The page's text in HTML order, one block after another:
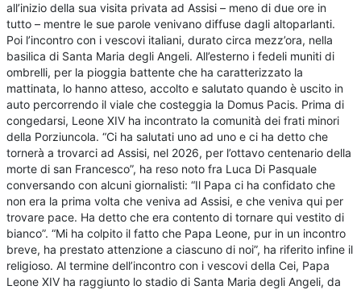
all’inizio della sua visita privata ad Assisi – meno di due ore in
tutto – mentre le sue parole venivano diffuse dagli altoparlanti.
Poi l’incontro con i vescovi italiani, durato circa mezz’ora, nella
basilica di Santa Maria degli Angeli. All’esterno i fedeli muniti di
ombrelli, per la pioggia battente che ha caratterizzato la
mattinata, lo hanno atteso, accolto e salutato quando è uscito in
auto percorrendo il viale che costeggia la Domus Pacis. Prima di
congedarsi, Leone XIV ha incontrato la comunità dei frati minori
della Porziuncola. “Ci ha salutati uno ad uno e ci ha detto che
tornerà a trovarci ad Assisi, nel 2026, per l’ottavo centenario della
morte di san Francesco”, ha reso noto fra Luca Di Pasquale
conversando con alcuni giornalisti: “Il Papa ci ha confidato che
non era la prima volta che veniva ad Assisi, e che veniva qui per
trovare pace. Ha detto che era contento di tornare qui vestito di
bianco”. “Mi ha colpito il fatto che Papa Leone, pur in un incontro
breve, ha prestato attenzione a ciascuno di noi”, ha riferito infine il
religioso. Al termine dell’incontro con i vescovi della Cei, Papa
Leone XIV ha raggiunto lo stadio di Santa Maria degli Angeli, da